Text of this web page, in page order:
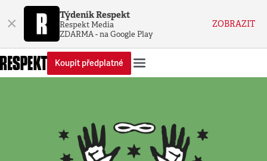
× Týdeník Respekt
Respekt Media
ZDARMA - na Google Play
ZOBRAZIT
Koupit předplatné